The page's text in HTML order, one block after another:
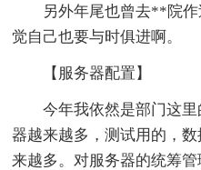
另外年尾也曾去**院
觉自己也要与时俱进啊。
【服务器配置】
今年我依然是部门这
器越来越多，测试用的，
来越多。对服务器的统筹